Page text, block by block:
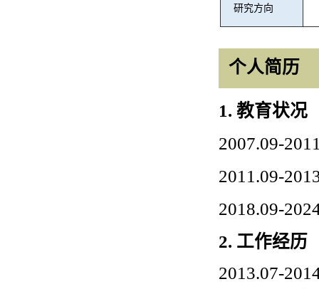
研究方向
个人简历
1.教育状况
2007.09-
2011.09-
2018.09-
2. 工作经历
2013.07-